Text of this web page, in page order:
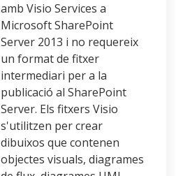
amb Visio Services a
Microsoft SharePoint
Server 2013 i no requereix
un format de fitxer
intermediari per a la
publicació al SharePoint
Server. Els fitxers Visio
s'utilitzen per crear
dibuixos que contenen
objectes visuals, diagrames